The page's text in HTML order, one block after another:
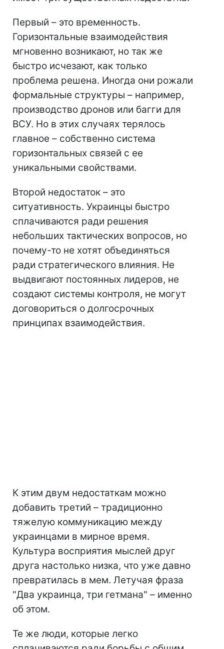
Первый – это временность.
Горизонтальные взаимодействия
мгновенно возникают, но так же
быстро исчезают, как только
проблема решена. Иногда они рожали
формальные структуры – например,
производство дронов или багги для
ВСУ. Но в этих случаях терялось
главное – собственно система
горизонтальных связей с ее
уникальными свойствами.
Второй недостаток – это
ситуативность. Украинцы быстро
сплачиваются ради решения
небольших тактических вопросов, но
почему-то не хотят объединяться
ради стратегического влияния. Не
выдвигают постоянных лидеров, не
создают системы контроля, не могут
договориться о долгосрочных
принципах взаимодействия.
К этим двум недостаткам можно
добавить третий – традиционно
тяжелую коммуникацию между
украинцами в мирное время.
Культура восприятия мыслей друг
друга настолько низка, что уже давно
превратилась в мем. Летучая фраза
"Два украинца, три гетмана" – именно
об этом.
Те же люди, которые легко